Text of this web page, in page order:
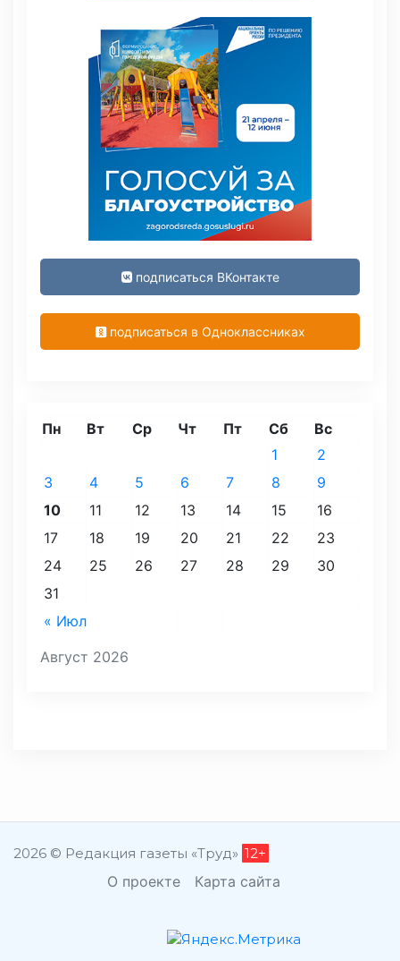
подписаться ВКонтакте
подписаться в Одноклассниках
Август 2026
Пн Вт Ср Чт Пт Сб Вс
« Июл
1
2
3
4 5 6 7 8
9
10
11 12 13 14 15
16
17
18 19 20 21 22
23
24
25 26 27 28 29
30
31
2026 © Редакция газеты «Труд» 12+
О проекте Карта сайта